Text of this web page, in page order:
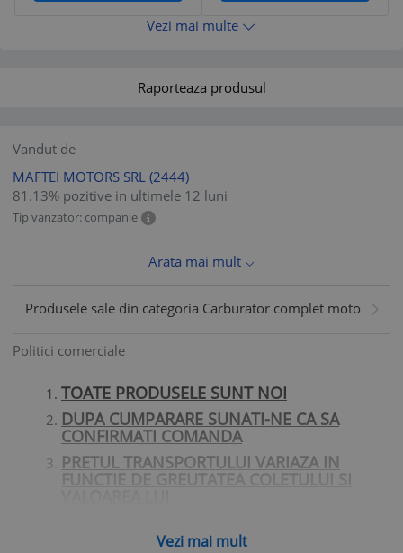
Vezi mai multe
Raporteaza produsul
Vandut de
MAFTEI MOTORS SRL (2444)
81.13% pozitive in ultimele 12 luni
Tip vanzator: companie
Arata mai mult
Produsele sale din categoria Carburator complet moto
Politici comerciale
TOATE PRODUSELE SUNT NOI
DUPA CUMPARARE SUNATI-NE CA SA
CONFIRMATI COMANDA
PRETUL TRANSPORTULUI VARIAZA IN
FUNCTIE DE GREUTATEA COLETULUI SI
VERIFICATI SA AVETI IN LOCALITATE SEDIU
Vezi mai mult